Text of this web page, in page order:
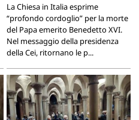
La Chiesa in Italia esprime
“profondo cordoglio” per la morte
del Papa emerito Benedetto XVI.
Nel messaggio della presidenza
della Cei, ritornano le p...